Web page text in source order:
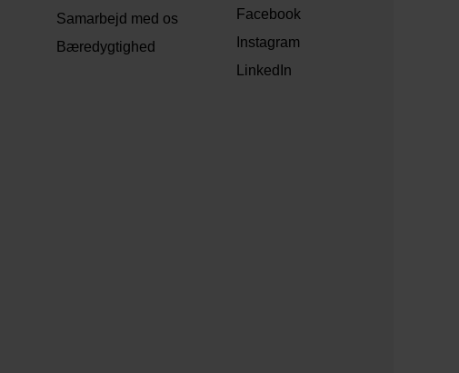
Samarbejd med os
Bæredygtighed
Facebook
Instagram
LinkedIn